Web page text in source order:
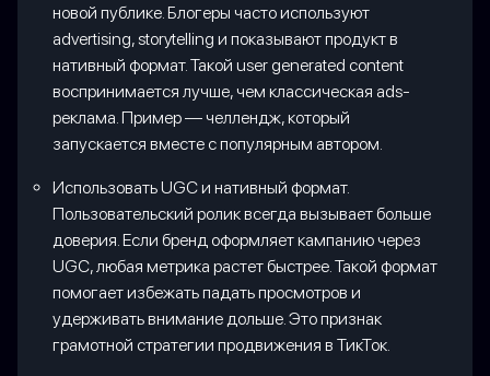
новой публике. Блогеры часто используют
advertising, storytelling и показывают продукт в
нативный формат. Такой user generated content
воспринимается лучше, чем классическая ads-
реклама. Пример — челлендж, который
запускается вместе с популярным автором.
Использовать UGC и нативный формат.
Пользовательский ролик всегда вызывает больше
доверия. Если бренд оформляет кампанию через
UGC, любая метрика растет быстрее. Такой формат
помогает избежать падать просмотров и
удерживать внимание дольше. Это признак
грамотной стратегии продвижения в ТикТок.